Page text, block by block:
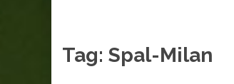
Tag: Spal-Milan